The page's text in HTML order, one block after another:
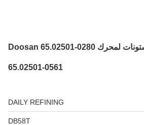
DB58T لمجموعة البستونات لمحرك Doosan 65.02501-0280
65.02501-0561
DAILY REFINING
DB58T